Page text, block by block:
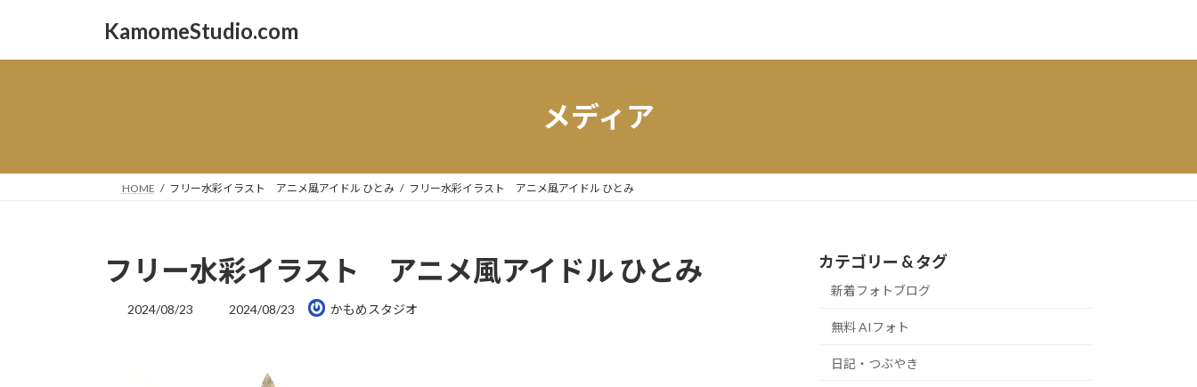
KamomeStudio.com
メディア
HOME フリー水彩イラスト アニメ風アイドル ひとみ フリー水彩イラスト アニメ風アイドル ひとみ
フリー水彩イラスト アニメ風アイドル ひとみ
2024/08/23
最
2024/08/23 かもめスタジオ
カテゴリー & タグ
新着フォトブログ
無料 AIフォト
日記・つぶやき